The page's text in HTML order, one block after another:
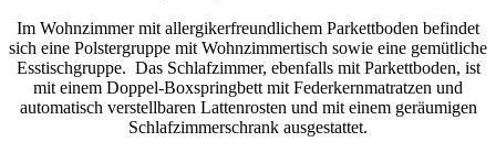
Im Wohnzimmer mit allergikerfreundlichem Parkettboden befindet
sich eine Polstergruppe mit Wohnzimmertisch sowie eine gemütliche
Esstischgruppe. Das Schlafzimmer, ebenfalls mit Parkettboden, ist
mit einem Doppel-Boxspringbett mit Federkernmatratzen und
automatisch verstellbaren Lattenrosten und mit einem geräumigen
Schlafzimmerschrank ausgestattet.